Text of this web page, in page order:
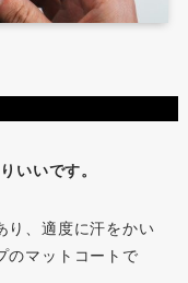
いいです。
り、適度に汗をかい
のマットコートで